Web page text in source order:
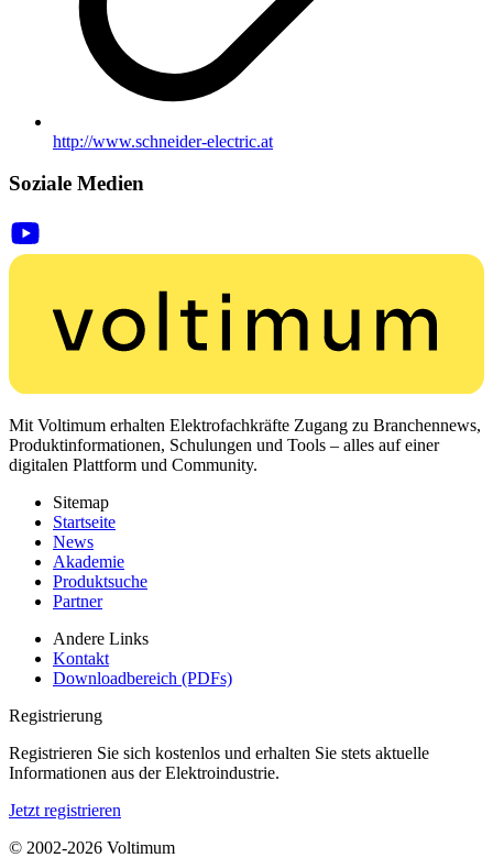
http://www.schneider-electric.at
Soziale Medien
Mit Voltimum erhalten Elektrofachkräfte Zugang zu Branchennews,
Produktinformationen, Schulungen und Tools – alles auf einer
digitalen Plattform und Community.
Sitemap
Startseite
News
Akademie
Produktsuche
Partner
Andere Links
Kontakt
Downloadbereich (PDFs)
Registrierung
Registrieren Sie sich kostenlos und erhalten Sie stets aktuelle
Informationen aus der Elektroindustrie.
Jetzt registrieren
© 2002-2026 Voltimum